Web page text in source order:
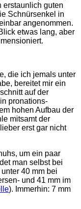
erstaunlich guten
Schnürsenkel in
angenommen.
etwas lang, aber
die ich jemals unter
bereitet mir ein
auf der
pronations-
hohen Aufbau der
mitsamt der
erst gar nicht
um ein paar
man selbst bei
40 mm bei
und 41 mm im
). Immerhin: 7 mm